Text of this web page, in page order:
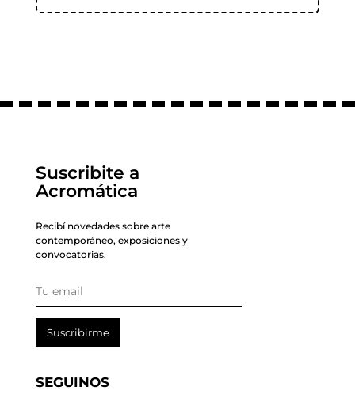
Suscribite a
Acromática
Recibí novedades sobre arte
contemporáneo, exposiciones y
convocatorias.
Suscribirme
SEGUINOS